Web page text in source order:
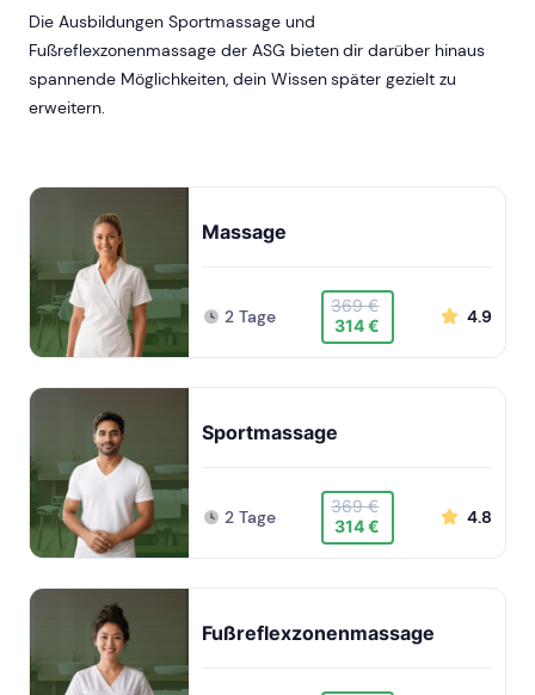
Die Ausbildungen Sportmassage und
Fußreflexzonenmassage der ASG bieten dir darüber hinaus
spannende Möglichkeiten, dein Wissen später gezielt zu
erweitern.
Massage
2 Tage
369 €
314 €
4.9
Sportmassage
2 Tage
369 €
314 €
4.8
Fußreflexzonenmassage